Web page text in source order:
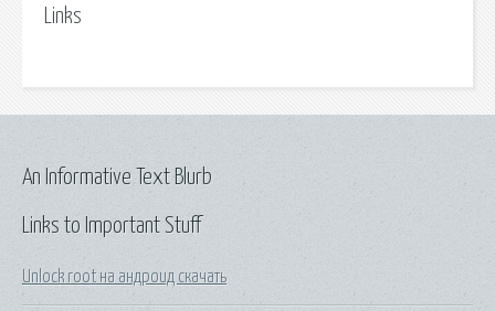
Links
Links to Important Stuff
Unlock root на андроид скачать
An Informative Text Blurb